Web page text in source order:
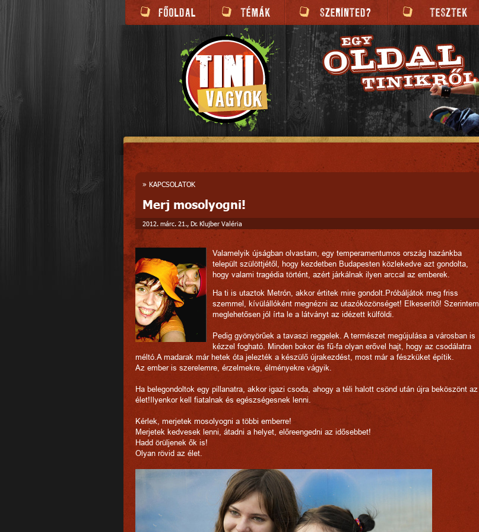
» KAPCSOLATOK
Merj mosolyogni!
2012. márc. 21., Dr. Klujber Valéria
Valamelyik újságban olvastam, egy temperamentumos ország hazánkba
települt szülöttjétől, hogy kezdetben Budapesten közlekedve azt gondolta,
hogy valami tragédia történt, azért járkálnak ilyen arccal az emberek.
Ha ti is utaztok Metrón, akkor értitek mire gondolt.Próbáljátok meg friss
szemmel, kívülállóként megnézni az utazóközönséget! Elkeserítő! Szerintem
meglehetősen jól írta le a látványt az idézett külföldi.
Pedig gyönyörűek a tavaszi reggelek. A természet megújulása a városban is
kézzel fogható. Minden bokor és fű-fa olyan erővel hajt, hogy az csodálatra
méltó.A madarak már hetek óta jelezték a készülő újrakezdést, most már a fészküket építik.
Az ember is szerelemre, érzelmekre, élményekre vágyik.
Ha belegondoltok egy pillanatra, akkor igazi csoda, ahogy a téli halott csönd után újra beköszönt az
élet!Ilyenkor kell fiatalnak és egészségesnek lenni.
Kérlek, merjetek mosolyogni a többi emberre!
Merjetek kedvesek lenni, átadni a helyet, előreengedni az idősebbet!
Hadd örüljenek ők is!
Olyan rövid az élet.